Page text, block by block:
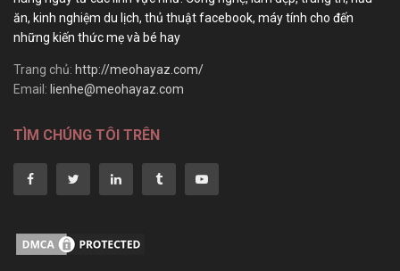
ăn, kinh nghiệm du lịch, thủ thuật facebook, máy tính cho đến
những kiến thức mẹ và bé hay
Trang chủ: http://meohayaz.com/
Email: lienhe@meohayaz.com
TÌM CHÚNG TÔI TRÊN